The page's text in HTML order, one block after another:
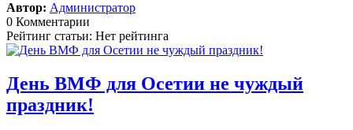
Автор: Администратор
0 Комментарии
Рейтинг статьи: Нет рейтинга
День ВМФ для Осетии не чуждый
праздник!